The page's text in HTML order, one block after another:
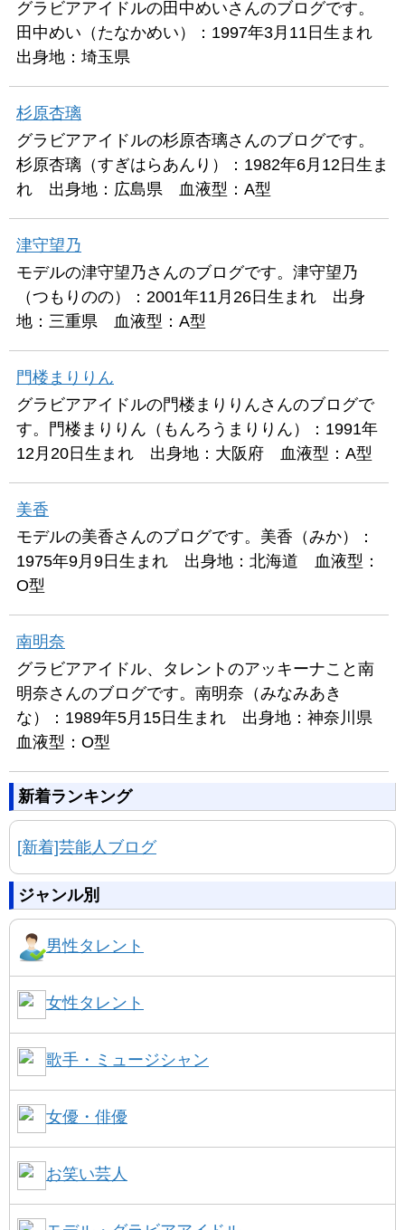
グラビアアイドルの田中めいさんのブログです。
田中めい（たなかめい）：1997年3月11日生まれ
出身地：埼玉県
杉原杏璃
グラビアアイドルの杉原杏璃さんのブログです。
杉原杏璃（すぎはらあんり）：1982年6月12日生ま
れ 出身地：広島県 血液型：A型
津守望乃
モデルの津守望乃さんのブログです。津守望乃
（つもりのの）：2001年11月26日生まれ 出身
地：三重県 血液型：A型
門楼まりりん
グラビアアイドルの門楼まりりんさんのブログで
す。門楼まりりん（もんろうまりりん）：1991年
12月20日生まれ 出身地：大阪府 血液型：A型
美香
モデルの美香さんのブログです。美香（みか）：
1975年9月9日生まれ 出身地：北海道 血液型：
O型
南明奈
グラビアアイドル、タレントのアッキーナこと南
明奈さんのブログです。南明奈（みなみあき
な）：1989年5月15日生まれ 出身地：神奈川県
血液型：O型
新着ランキング
[新着]芸能人ブログ
ジャンル別
男性タレント
女性タレント
歌手・ミュージシャン
女優・俳優
お笑い芸人